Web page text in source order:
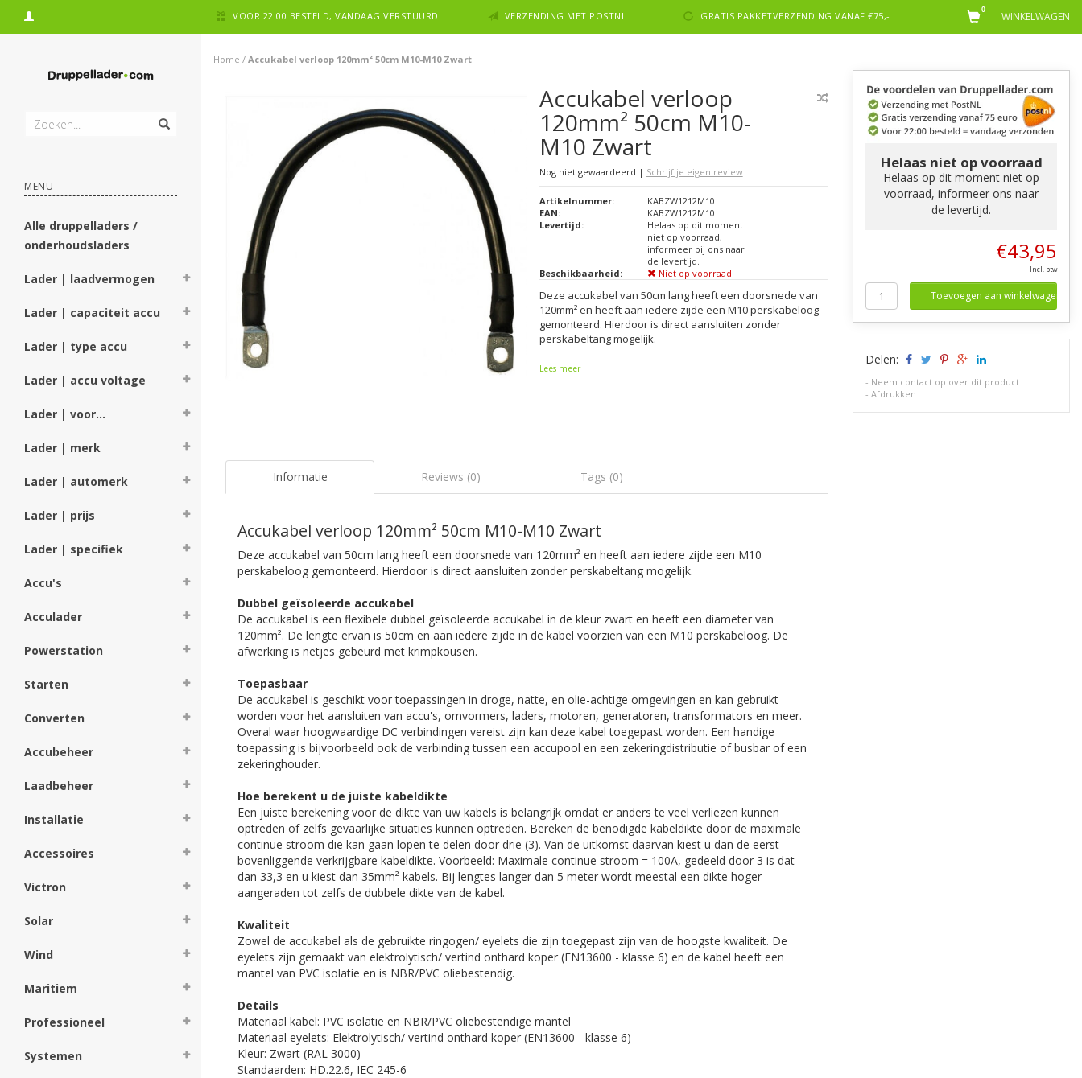
VOOR 22:00 BESTELD, VANDAAG VERSTUURD VERZENDING MET POSTNL GRATIS PAKKETVERZENDING VANAF €75,- WINKELWAGEN
0
MENU
Alle druppelladers /
onderhoudsladers
Lader | laadvermogen
Lader | capaciteit accu
Lader | type accu
Lader | accu voltage
Lader | voor...
Lader | merk
Lader | automerk
Lader | prijs
Lader | specifiek
Accu's
Acculader
Powerstation
Starten
Converten
Accubeheer
Laadbeheer
Installatie
Accessoires
Victron
Solar
Wind
Maritiem
Professioneel
Systemen
Home / Accukabel verloop 120mm² 50cm M10-M10 Zwart
Accukabel verloop
120mm² 50cm M10-
M10 Zwart
Nog niet gewaardeerd | Schrijf je eigen review
Artikelnummer:
KABZW1212M10
EAN:
KABZW1212M10
Levertijd:
Helaas op dit moment
niet op voorraad,
informeer bij ons naar
de levertijd.
Beschikbaarheid:
Niet op voorraad
Deze accukabel van 50cm lang heeft een doorsnede van
120mm² en heeft aan iedere zijde een M10 perskabeloog
gemonteerd. Hierdoor is direct aansluiten zonder
perskabeltang mogelijk.
Lees meer
Informatie Reviews (0) Tags (0)
Accukabel verloop 120mm² 50cm M10-M10 Zwart
Deze accukabel van 50cm lang heeft een doorsnede van 120mm² en heeft aan iedere zijde een M10
perskabeloog gemonteerd. Hierdoor is direct aansluiten zonder perskabeltang mogelijk.
Dubbel geïsoleerde accukabel
De accukabel is een flexibele dubbel geïsoleerde accukabel in de kleur zwart en heeft een diameter van
120mm². De lengte ervan is 50cm en aan iedere zijde in de kabel voorzien van een M10 perskabeloog. De
afwerking is netjes gebeurd met krimpkousen.
Toepasbaar
De accukabel is geschikt voor toepassingen in droge, natte, en olie-achtige omgevingen en kan gebruikt
worden voor het aansluiten van accu's, omvormers, laders, motoren, generatoren, transformators en meer.
Overal waar hoogwaardige DC verbindingen vereist zijn kan deze kabel toegepast worden. Een handige
toepassing is bijvoorbeeld ook de verbinding tussen een accupool en een zekeringdistributie of busbar of een
zekeringhouder.
Hoe berekent u de juiste kabeldikte
Een juiste berekening voor de dikte van uw kabels is belangrijk omdat er anders te veel verliezen kunnen
optreden of zelfs gevaarlijke situaties kunnen optreden. Bereken de benodigde kabeldikte door de maximale
continue stroom die kan gaan lopen te delen door drie (3). Van de uitkomst daarvan kiest u dan de eerst
bovenliggende verkrijgbare kabeldikte. Voorbeeld: Maximale continue stroom = 100A, gedeeld door 3 is dat
dan 33,3 en u kiest dan 35mm² kabels. Bij lengtes langer dan 5 meter wordt meestal een dikte hoger
aangeraden tot zelfs de dubbele dikte van de kabel.
Kwaliteit
Zowel de accukabel als de gebruikte ringogen/ eyelets die zijn toegepast zijn van de hoogste kwaliteit. De
eyelets zijn gemaakt van elektrolytisch/ vertind onthard koper (EN13600 - klasse 6) en de kabel heeft een
mantel van PVC isolatie en is NBR/PVC oliebestendig.
Details
Materiaal kabel: PVC isolatie en NBR/PVC oliebestendige mantel
Materiaal eyelets: Elektrolytisch/ vertind onthard koper (EN13600 - klasse 6)
Kleur: Zwart (RAL 3000)
Standaarden: HD.22.6, IEC 245-6
Helaas niet op voorraad
Helaas op dit moment niet op
voorraad, informeer ons naar
de levertijd.
€43,95
Incl. btw
Toevoegen aan winkelwagen
Delen:
- Neem contact op over dit product
-Afdrukken